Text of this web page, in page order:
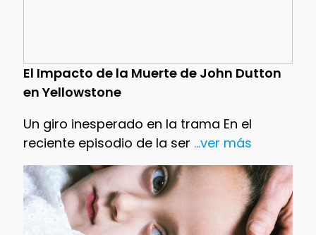
El Impacto de la Muerte de John Dutton
en Yellowstone
Un giro inesperado en la trama En el
reciente episodio de la ser ...ver más